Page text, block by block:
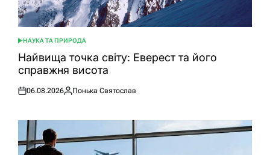
ОПУБЛІКУВАТИ
У
НАУКА ТА ПРИРОДА
Найвища точка світу: Еверест та його
справжня висота
Оприлюднено
06.08.2026
Опубліковано
Понька Святослав